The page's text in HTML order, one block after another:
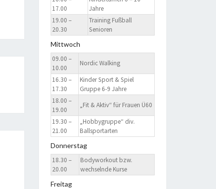
17.00
Jahre
19.00 –
20.30
Training Fußball
Senioren
Mittwoch
09.00 –
10.00
Nordic Walking
16.30 –
17.30
Kinder Sport & Spiel
Gruppe 6-9 Jahre
18.00 –
19.00
„Fit & Aktiv“ für Frauen Ü60
19.30 –
21.00
„Hobbygruppe“ div.
Ballsportarten
Donnerstag
18.30 –
20.00
Bodyworkout bzw.
wechselnde Kurse
Freitag